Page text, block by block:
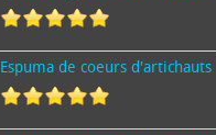
Espuma de cœurs d'artichauts